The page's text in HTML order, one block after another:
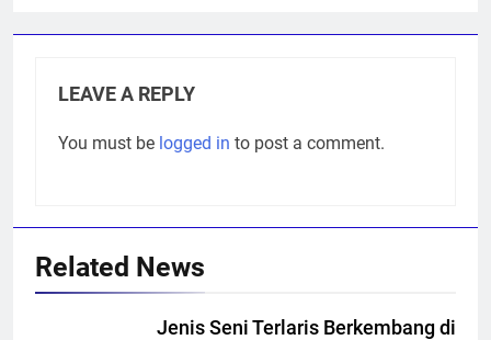
LEAVE A REPLY
You must be logged in to post a comment.
Related News
Jenis Seni Terlaris Berkembang di